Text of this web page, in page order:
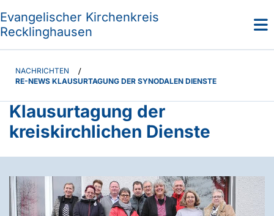
Evangelischer Kirchenkreis
Recklinghausen
NACHRICHTEN /
RE-NEWS KLAUSURTAGUNG DER SYNODALEN DIENSTE
Klausurtagung der
kreiskirchlichen Dienste